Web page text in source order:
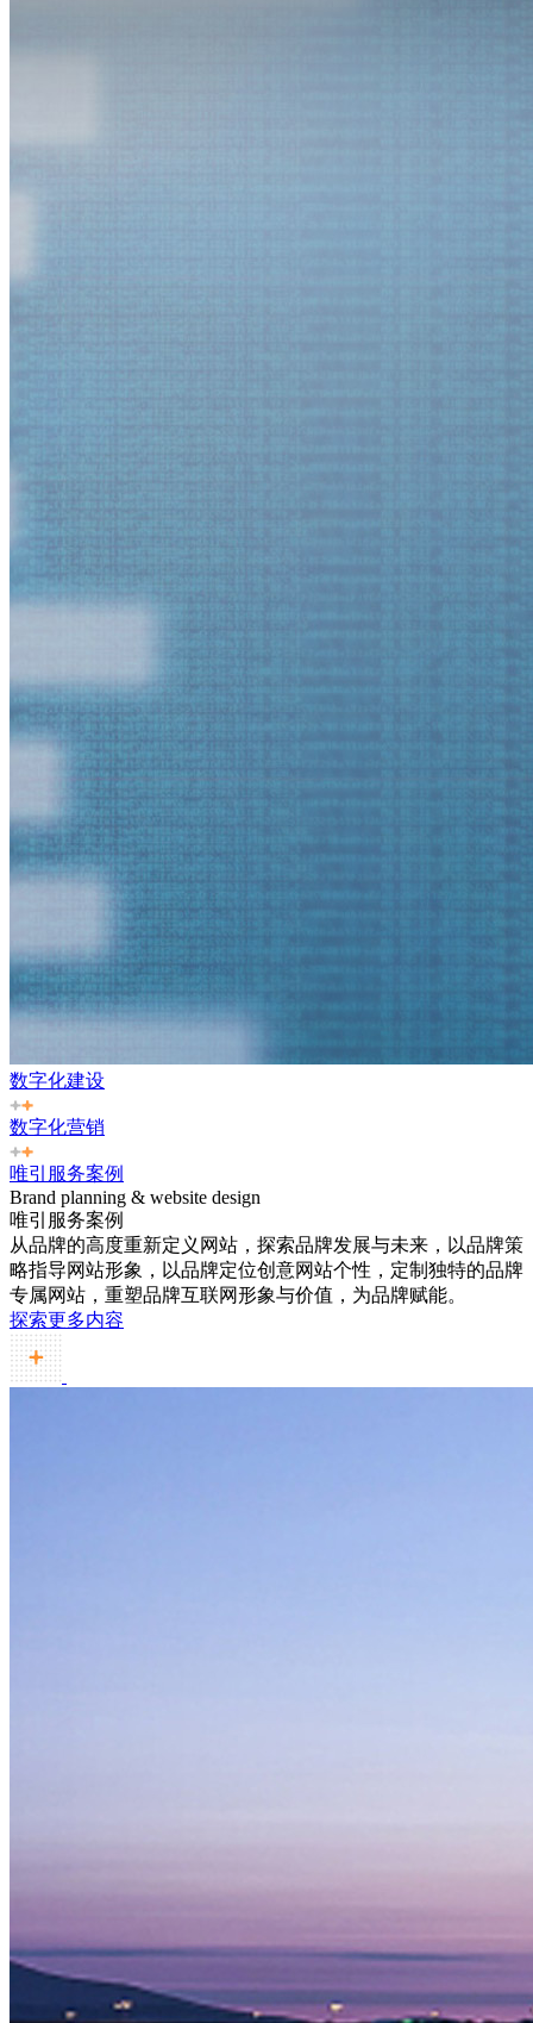
数字化建设
数字化营销
唯引服务案例
Brand planning & website design
唯引服务案例
从品牌的高度重新定义网站，探索品牌发展与未来，以品牌策
略指导网站形象，以品牌定位创意网站个性，定制独特的品牌
专属网站，重塑品牌互联网形象与价值，为品牌赋能。
探索更多内容